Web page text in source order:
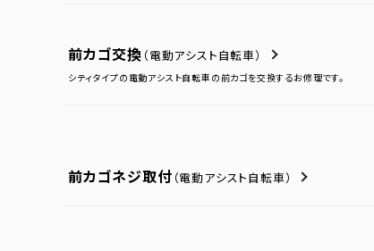
前カゴ交換 （電動アシスト自転車）
シティタイプの電動アシスト自転車の前カゴを交換するお修理です。
前カゴネジ取付 （電動アシスト自転車）